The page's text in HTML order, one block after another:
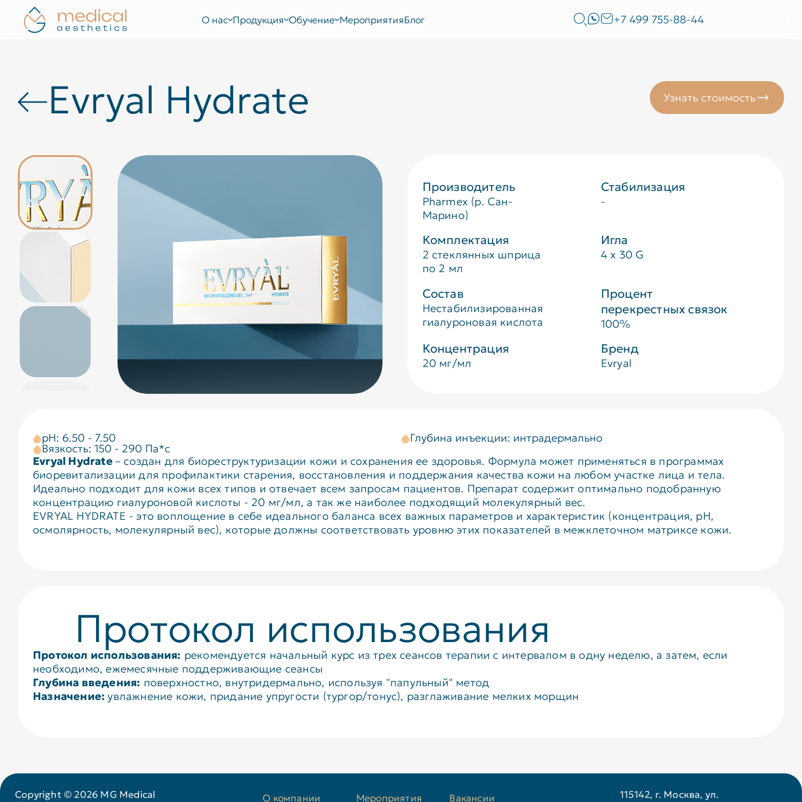
О нас Продукция Обучение МероприятияБлог +7 499 755-88-44
Evryal Hydrate Узнать стоимость
Производитель
Pharmex (р. Сан-
Марино)
Стабилизация
-
Комплектация
2 стеклянных шприца
по 2 мл
Игла
4 x 30 G
Состав
Нестабилизированная
гиалуроновая кислота
Процент
перекрестных связок
100%
Концентрация
20 мг/мл
Бренд
Evryal
pH: 6.50 - 7.50
Вязкость: 150 - 290 Па*с
Глубина инъекции: интрадермально
Evryal Hydrate– создан для биореструктуризации кожи и сохранения ее здоровья. Формула может применяться в программах
биоревитализации для профилактики старения, восстановления и поддержания качества кожи на любом участке лица и тела.
Идеально подходит для кожи всех типов и отвечает всем запросам пациентов. Препарат содержит оптимально подобранную
концентрацию гиалуроновой кислоты - 20 мг/мл, а так же наиболее подходящий молекулярный вес.
EVRYAL HYDRATE - это воплощение в себе идеального баланса всех важных параметров и характеристик (концентрация, pH,
осмолярность, молекулярный вес), которые должны соответствовать уровню этих показателей в межклеточном матриксе кожи.
Протокол использования
Протокол использования: рекомендуется начальный курс из трех сеансов терапии с интервалом в одну неделю, а затем, если
необходимо, ежемесячные поддерживающие сеансы
Глубина введения: поверхностно, внутридермально, используя "папульный" метод
Назначение:увлажнение кожи, придание упругости (тургор/тонус), разглаживание мелких морщин
Copyright © 2026 MG Medical
О компании Мероприятия Вакансии
115142, г. Москва, ул.